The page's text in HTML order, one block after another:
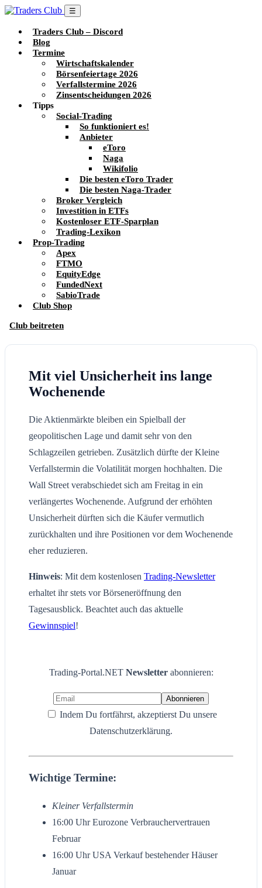
☰
Traders Club – Discord
Blog
Termine
Wirtschaftskalender
Börsenfeiertage 2026
Verfallstermine 2026
Zinsentscheidungen 2026
Tipps
Social-Trading
So funktioniert es!
Anbieter
eToro
Naga
Wikifolio
Die besten eToro Trader
Die besten Naga-Trader
Broker Vergleich
Investition in ETFs
Kostenloser ETF-Sparplan
Trading-Lexikon
Prop-Trading
Apex
FTMO
EquityEdge
FundedNext
SabioTrade
Club Shop
Club beitreten
Mit viel Unsicherheit ins lange
Wochenende
Die Aktienmärkte bleiben ein Spielball der
geopolitischen Lage und damit sehr von den
Schlagzeilen getrieben. Zusätzlich dürfte der Kleine
Verfallstermin die Volatilität morgen hochhalten. Die
Wall Street verabschiedet sich am Freitag in ein
verlängertes Wochenende. Aufgrund der erhöhten
Unsicherheit dürften sich die Käufer vermutlich
zurückhalten und ihre Positionen vor dem Wochenende
eher reduzieren.
Hinweis: Mit dem kostenlosen Trading-Newsletter
erhaltet ihr stets vor Börseneröffnung den
Tagesausblick. Beachtet auch das aktuelle
Gewinnspiel!
Trading-Portal.NET Newsletter abonnieren:
Indem Du fortfährst, akzeptierst Du unsere
Datenschutzerklärung.
Wichtige Termine:
Kleiner Verfallstermin
16:00 Uhr Eurozone Verbrauchervertrauen
Februar
16:00 Uhr USA Verkauf bestehender Häuser
Januar